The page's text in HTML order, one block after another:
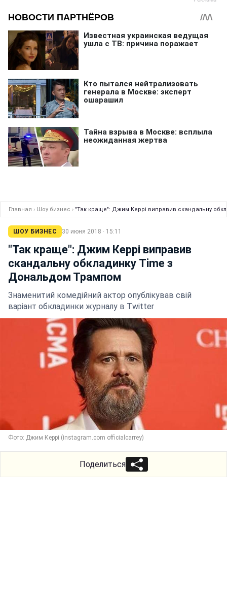
Главная › Шоу бизнес › "Так краще": Джим Керрі виправив скандальну
ШОУ БИЗНЕС 30 июня 2018 · 15:11
"Так краще": Джим Керрі виправив
скандальну обкладинку Time з
Дональдом Трампом
Знаменитий комедійний актор опублікував свій
варіант обкладинки журналу в Twitter
Фото: Джим Керрі (instagram.com officialcarrey)
Поделиться